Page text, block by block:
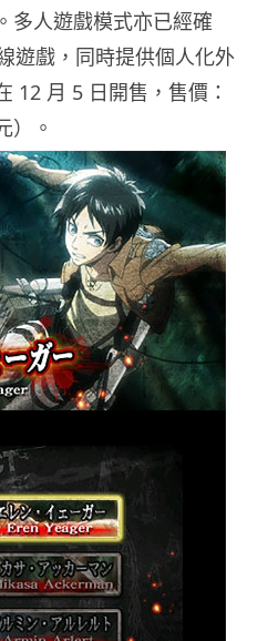
多人遊戲模式亦已經確
遊戲，同時提供個人化外
12 月 5 日開售，售價：
）。